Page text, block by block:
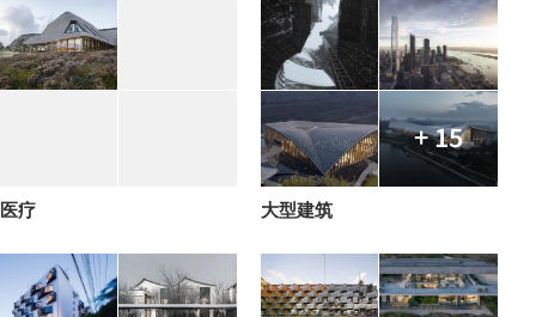
医疗
+ 15
大型建筑